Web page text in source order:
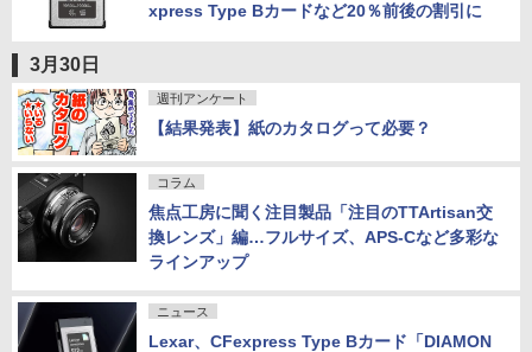
xpress Type Bカードなど20％前後の割引に
3月30日
週刊アンケート
【結果発表】紙のカタログって必要？
コラム
焦点工房に聞く注目製品「注目のTTArtisan交
換レンズ」編…フルサイズ、APS-Cなど多彩な
ラインアップ
ニュース
Lexar、CFexpress Type Bカード「DIAMON